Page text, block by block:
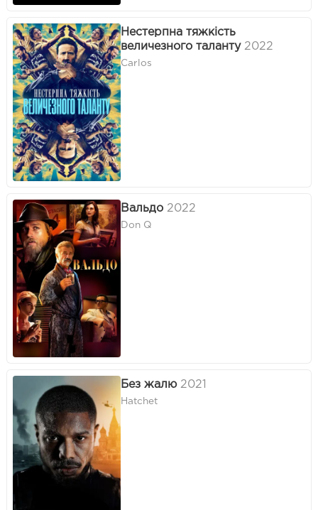
Нестерпна тяжкість
величезного таланту 2022
Carlos
Вальдо 2022
Don Q
Без жалю 2021
Hatchet